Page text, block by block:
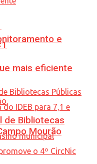
e
mais eficiente
de Bibliotecas
Mourão